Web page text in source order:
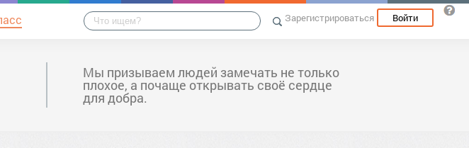
Зарегистрироваться Войти
Мы призываем людей замечать не только
плохое, а почаще открывать своё сердце
для добра.